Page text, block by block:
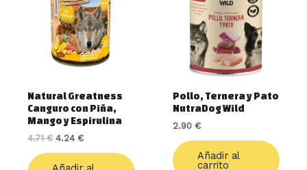
Natural Greatness
Canguro con Piña,
Mango y Espirulina
4.71€
4.71 €.
4.24 €
4.24 €.
Pollo, Ternera y Pato
NutraDog Wild
2.90 €
Añadir al
carrito